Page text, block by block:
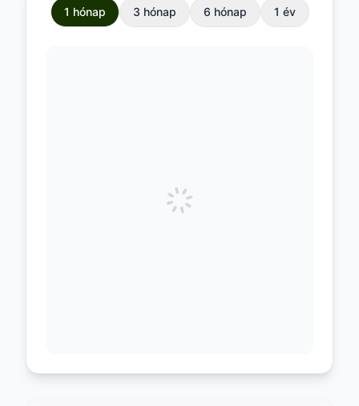
1 hónap 3 hónap 6 hónap 1 év